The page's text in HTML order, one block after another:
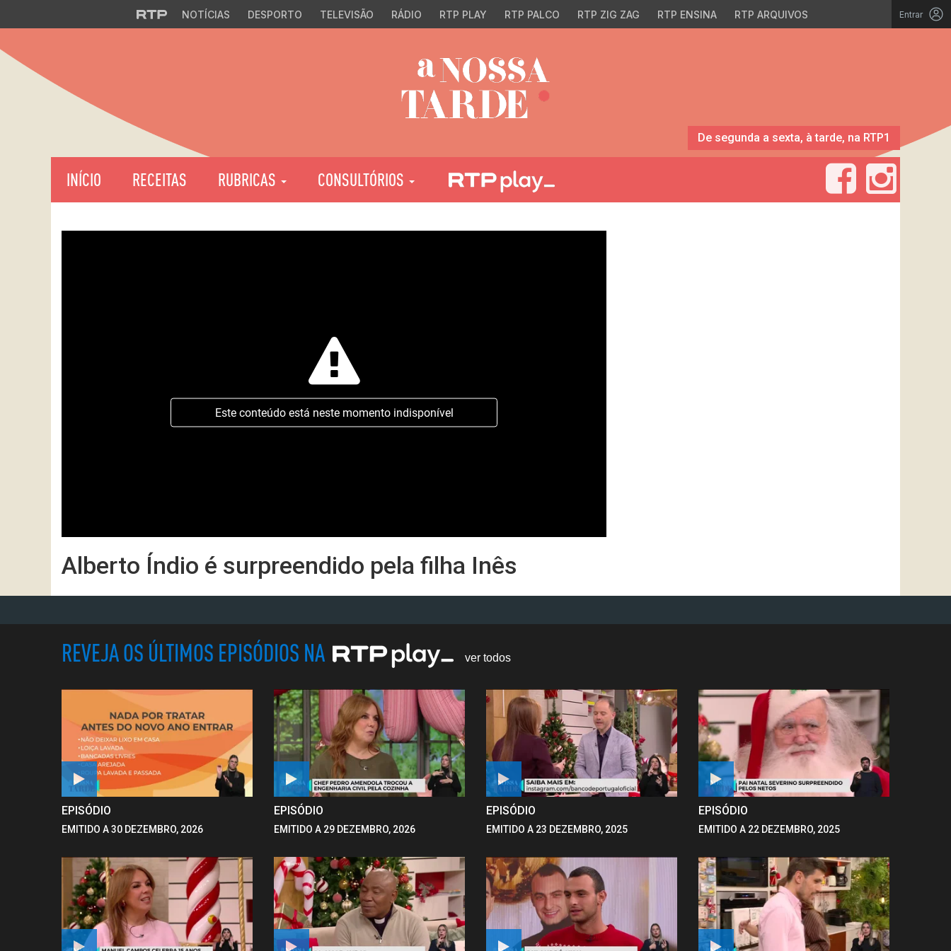
NOTÍCIAS DESPORTO TELEVISÃO RÁDIO RTP PLAY RTP PALCO RTP ZIG ZAG RTP ENSINA RTP ARQUIVOS Entrar
De segunda a sexta, à tarde, na RTP1
INÍCIO RECEITAS RUBRICAS CONSULTÓRIOS
Este conteúdo está neste momento indisponível
Alberto Índio é surpreendido pela filha Inês
REVEJA OS ÚLTIMOS EPISÓDIOS NA ver todos
EPISÓDIO
EMITIDO A 30 DEZEMBRO, 2026
EPISÓDIO
EMITIDO A 29 DEZEMBRO, 2026
EPISÓDIO
EMITIDO A 23 DEZEMBRO, 2025
EPISÓDIO
EMITIDO A 22 DEZEMBRO, 2025